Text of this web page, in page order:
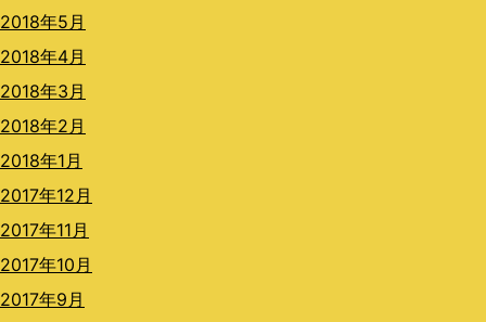
2018年5月
2018年4月
2018年3月
2018年2月
2018年1月
2017年12月
2017年11月
2017年10月
2017年9月